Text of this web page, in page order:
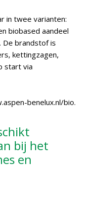
in twee varianten:
biobased aandeel
De brandstof is
kettingzagen,
start via
benelux.nl/bio.
bij het
en